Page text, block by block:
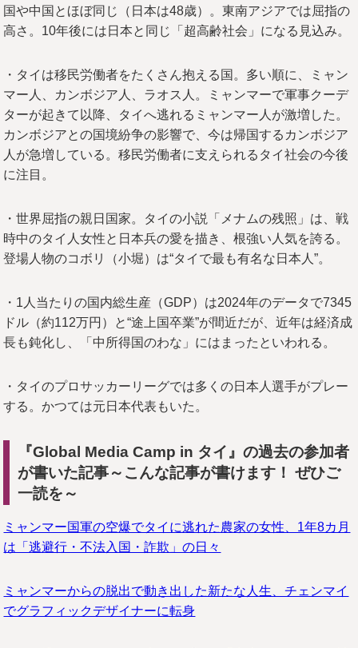
国や中国とほぼ同じ（日本は48歳）。東南アジアでは屈指の
高さ。10年後には日本と同じ「超高齢社会」になる見込み。
・タイは移民労働者をたくさん抱える国。多い順に、ミャン
マー人、カンボジア人、ラオス人。ミャンマーで軍事クーデ
ターが起きて以降、タイへ逃れるミャンマー人が激増した。
カンボジアとの国境紛争の影響で、今は帰国するカンボジア
人が急増している。移民労働者に支えられるタイ社会の今後
に注目。
・世界屈指の親日国家。タイの小説「メナムの残照」は、戦
時中のタイ人女性と日本兵の愛を描き、根強い人気を誇る。
登場人物のコボリ（小堀）は“タイで最も有名な日本人”。
・1人当たりの国内総生産（GDP）は2024年のデータで7345
ドル（約112万円）と“途上国卒業”が間近だが、近年は経済成
長も鈍化し、「中所得国のわな」にはまったといわれる。
・タイのプロサッカーリーグでは多くの日本人選手がプレー
する。かつては元日本代表もいた。
『Global Media Camp in タイ』の過去の参加者
が書いた記事～こんな記事が書けます！ ぜひご
一読を～
ミャンマー国軍の空爆でタイに逃れた農家の女性、1年8カ月
は「逃避行・不法入国・詐欺」の日々
ミャンマーからの脱出で動き出した新たな人生、チェンマイ
でグラフィックデザイナーに転身